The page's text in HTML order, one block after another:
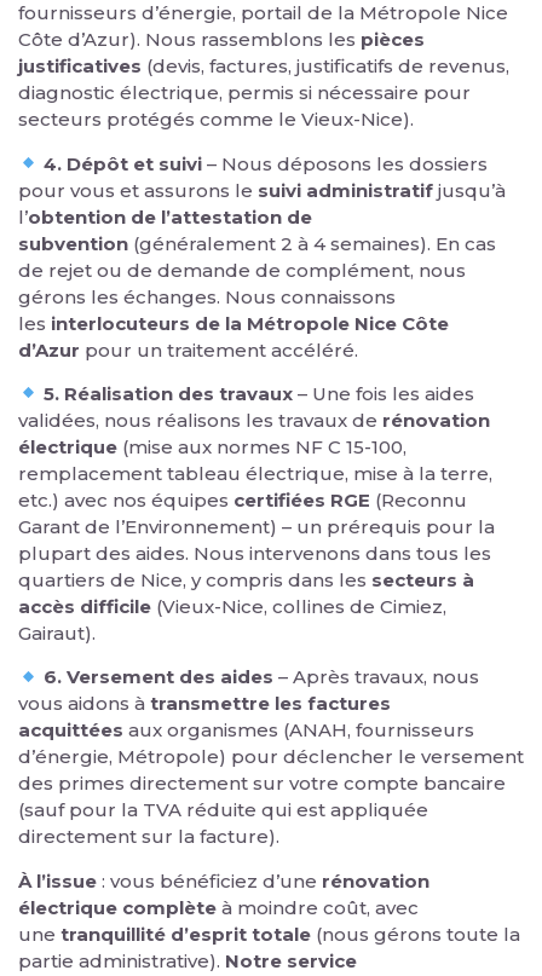
fournisseurs d’énergie, portail de la Métropole Nice
Côte d’Azur). Nous rassemblons les pièces
justificatives (devis, factures, justificatifs de revenus,
diagnostic électrique, permis si nécessaire pour
secteurs protégés comme le Vieux-Nice).
4. Dépôt et suivi – Nous déposons les dossiers
pour vous et assurons le suivi administratif jusqu’à
l’obtention de l’attestation de
subvention (généralement 2 à 4 semaines). En cas
de rejet ou de demande de complément, nous
gérons les échanges. Nous connaissons
les interlocuteurs de la Métropole Nice Côte
d’Azur pour un traitement accéléré.
5. Réalisation des travaux – Une fois les aides
validées, nous réalisons les travaux de rénovation
électrique (mise aux normes NF C 15-100,
remplacement tableau électrique, mise à la terre,
etc.) avec nos équipes certifiées RGE (Reconnu
Garant de l’Environnement) – un prérequis pour la
plupart des aides. Nous intervenons dans tous les
quartiers de Nice, y compris dans les secteurs à
accès difficile (Vieux-Nice, collines de Cimiez,
Gairaut).
6. Versement des aides – Après travaux, nous
vous aidons à transmettre les factures
acquittées aux organismes (ANAH, fournisseurs
d’énergie, Métropole) pour déclencher le versement
des primes directement sur votre compte bancaire
(sauf pour la TVA réduite qui est appliquée
directement sur la facture).
À l’issue : vous bénéficiez d’une rénovation
électrique complète à moindre coût, avec
une tranquillité d’esprit totale (nous gérons toute la
partie administrative). Notre service